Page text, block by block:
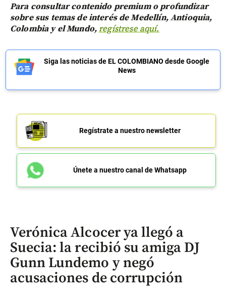
Para consultar contenido premium o profundizar
sobre sus temas de interés de Medellín, Antioquia,
Colombia y el Mundo,regístrese aquí.
Siga las noticias de EL COLOMBIANO desde Google
News
Regístrate a nuestro newsletter
Únete a nuestro canal de Whatsapp
Verónica Alcocer ya llegó a
Suecia: la recibió su amiga DJ
Gunn Lundemo y negó
acusaciones de corrupción